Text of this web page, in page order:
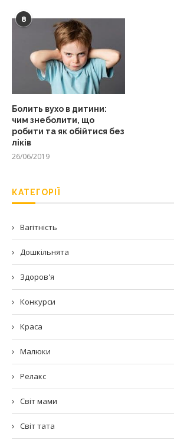
8
Болить вухо в дитини:
чим знеболити, що
робити та як обійтися без
ліків
26/06/2019
КАТЕГОРІЇ
Вагітність
Дошкільнята
Здоров'я
Конкурси
Краса
Малюки
Релакс
Світ мами
Світ тата